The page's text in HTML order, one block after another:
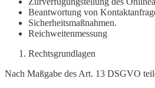
Beantwortung von
Sicherheitsmaßnahmen.
Reichweitenmessung
Rechtsgrundlagen
Nach Maßgabe des Art. 13 DSGVO